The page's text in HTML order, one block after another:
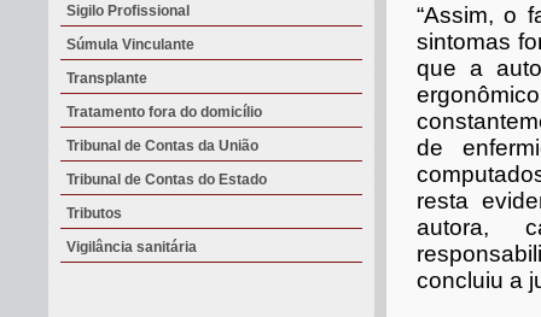
Sigilo Profissional
Súmula Vinculante
Transplante
Tratamento fora do domicílio
Tribunal de Contas da União
Tribunal de Contas do Estado
Tributos
Vigilância sanitária
“Assim, o
sintomas
que a
de
resta
autora,
concluiu a